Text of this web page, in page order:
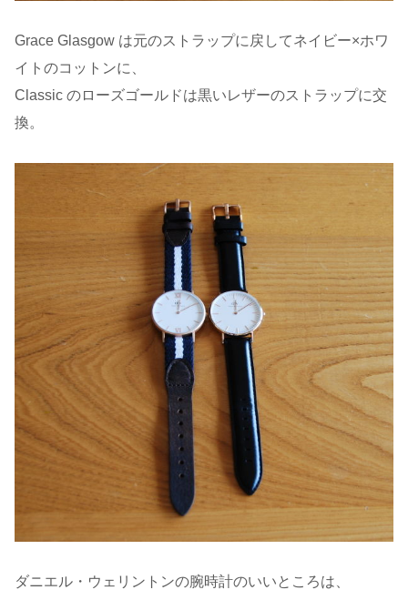
Grace Glasgow は元のストラップに戻してネイビー×ホワ
イトのコットンに、
Classic のローズゴールドは黒いレザーのストラップに交
換。
ダニエル・ウェリントンの腕時計のいいところは、